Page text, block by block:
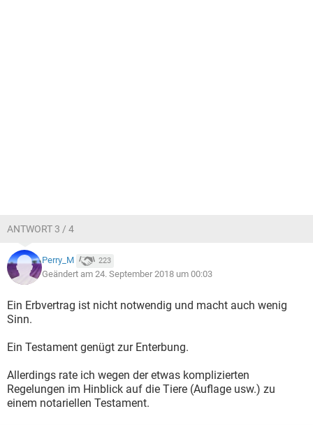
ANTWORT 3 / 4
Perry_M 223
Geändert am 24. September 2018 um 00:03
Ein Erbvertrag ist nicht notwendig und macht auch wenig
Sinn.
Ein Testament genügt zur Enterbung.
Allerdings rate ich wegen der etwas komplizierten
Regelungen im Hinblick auf die Tiere (Auflage usw.) zu
einem notariellen Testament.